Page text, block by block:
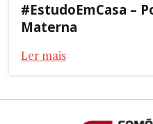
#EstudoEmCasa –
Materna
Ler mais